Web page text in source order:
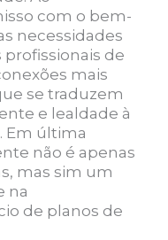
com o bem-
necessidades
profissionais de
mais
se traduzem
e lealdade à
Em última
não é apenas
mas sim um
na
de planos de